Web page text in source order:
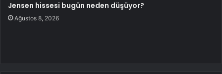
Jensen hissesi bugün neden düşüyor?
Ağustos 8, 2026